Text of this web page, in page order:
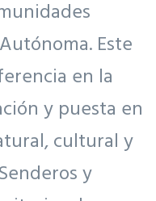
Este
en la
y puesta en
cultural y
y